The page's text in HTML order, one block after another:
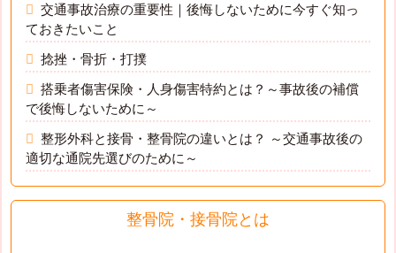
交通事故治療の重要性｜後悔しないために今すぐ知っ
ておきたいこと
捻挫・骨折・打撲
搭乗者傷害保険・人身傷害特約とは？～事故後の補償
で後悔しないために～
整形外科と接骨・整骨院の違いとは？ ～交通事故後の
適切な通院先選びのために～
整骨院・接骨院とは